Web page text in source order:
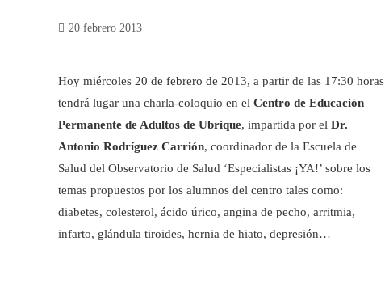
20 febrero 2013
Hoy miércoles 20 de febrero de 2013, a partir de las 17:30 horas
tendrá lugar una charla-coloquio en el Centro de Educación
Permanente de Adultos de Ubrique, impartida por el Dr.
Antonio Rodríguez Carrión, coordinador de la Escuela de
Salud del Observatorio de Salud ‘Especialistas ¡YA!’ sobre los
temas propuestos por los alumnos del centro tales como:
diabetes, colesterol, ácido úrico, angina de pecho, arritmia,
infarto, glándula tiroides, hernia de hiato, depresión…